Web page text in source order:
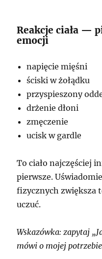
Reakcje ciała —
emocji
napięcie mięśni
ściski w żołądku
przyspieszony
drżenie dłoni
zmęczenie
ucisk w gardle
To ciało najczęściej
pierwsze.
fizycznych zwiększa
uczuć.
Wskazówka: zapytaj
mówi o mojej